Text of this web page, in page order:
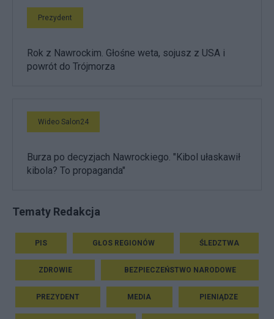
Prezydent
Rok z Nawrockim. Głośne weta, sojusz z USA i
powrót do Trójmorza
Wideo Salon24
Burza po decyzjach Nawrockiego. "Kibol ułaskawił
kibola? To propaganda"
Tematy Redakcja
PIS GŁOS REGIONÓW ŚLEDZTWA
ZDROWIE BEZPIECZEŃSTWO NARODOWE
PREZYDENT MEDIA PIENIĄDZE